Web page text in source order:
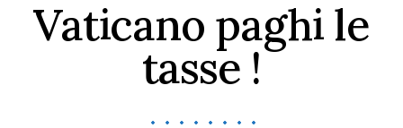
Vaticano paghi le
tasse !